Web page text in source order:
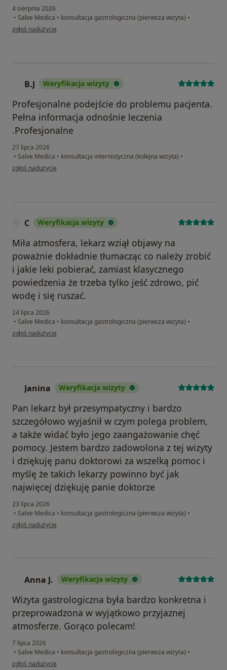
4 sierpnia 2026
• Salve Medica • konsultacja gastrologiczna (pierwsza wizyta) •
w opinii użytkownika D.
zgłoś nadużycie
B.J Weryfikacja wizyty
Profesjonalne podejście do problemu pacjenta.
Pełna informacja odnośnie leczenia
.Profesjonalne
27 lipca 2026
• Salve Medica • konsultacja internistyczna (kolejna wizyta) •
w opinii użytkownika B.J
zgłoś nadużycie
C Weryfikacja wizyty
Miła atmosfera, lekarz wziął objawy na
poważnie dokładnie tłumacząc co należy zrobić
i jakie leki pobierać, zamiast klasycznego
powiedzenia że trzeba tylko jeść zdrowo, pić
wodę i się ruszać.
24 lipca 2026
• Salve Medica • konsultacja gastrologiczna (pierwsza wizyta) •
w opinii użytkownika C
zgłoś nadużycie
Janina Weryfikacja wizyty
Pan lekarz był przesympatyczny i bardzo
szczegółowo wyjaśnił w czym polega problem,
a także widać było jego zaangażowanie chęć
pomocy. Jestem bardzo zadowolona z tej wizyty
i dziękuję panu doktorowi za wszelką pomoc i
myślę że takich lekarzy powinno być jak
najwięcej dziękuję panie doktorze
23 lipca 2026
• Salve Medica • konsultacja gastrologiczna (pierwsza wizyta) •
w opinii użytkownika Janina
zgłoś nadużycie
Anna J. Weryfikacja wizyty
Wizyta gastrologiczna była bardzo konkretna i
przeprowadzona w wyjątkowo przyjaznej
atmosferze. Gorąco polecam!
7 lipca 2026
• Salve Medica • konsultacja gastrologiczna (pierwsza wizyta) •
w opinii użytkownika Anna J.
zgłoś nadużycie